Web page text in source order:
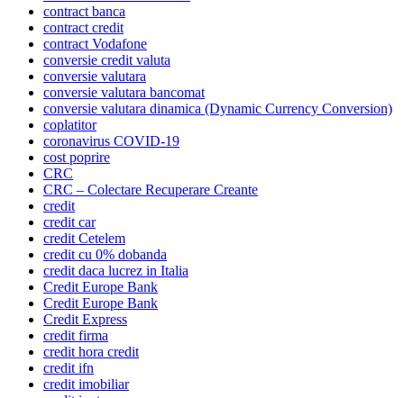
contract banca
contract credit
contract Vodafone
conversie credit valuta
conversie valutara
conversie valutara bancomat
conversie valutara dinamica (Dynamic Currency Conversion)
coplatitor
coronavirus COVID-19
cost poprire
CRC
CRC – Colectare Recuperare Creante
credit
credit car
credit Cetelem
credit cu 0% dobanda
credit daca lucrez in Italia
Credit Europe Bank
Credit Europe Bank
Credit Express
credit firma
credit hora credit
credit ifn
credit imobiliar